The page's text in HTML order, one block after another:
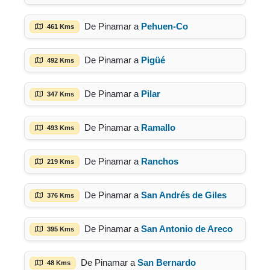
461 Kms De Pinamar a Pehuen-Co
492 Kms De Pinamar a Pigüé
347 Kms De Pinamar a Pilar
493 Kms De Pinamar a Ramallo
219 Kms De Pinamar a Ranchos
376 Kms De Pinamar a San Andrés de Giles
395 Kms De Pinamar a San Antonio de Areco
48 Kms De Pinamar a San Bernardo